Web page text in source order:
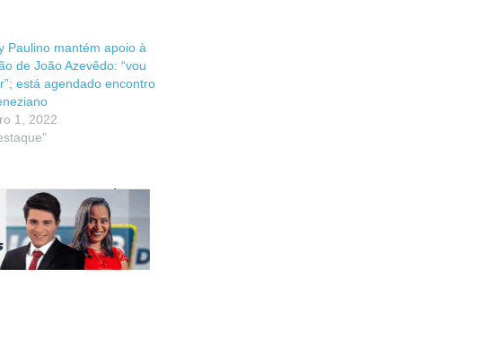
Paulino mantém apoio à
de João Azevêdo: “vou
está agendado encontro
1, 2022